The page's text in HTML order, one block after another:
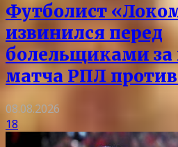
Футболист
извинился перед
болельщиками
матча РПЛ
08.08.2026
18